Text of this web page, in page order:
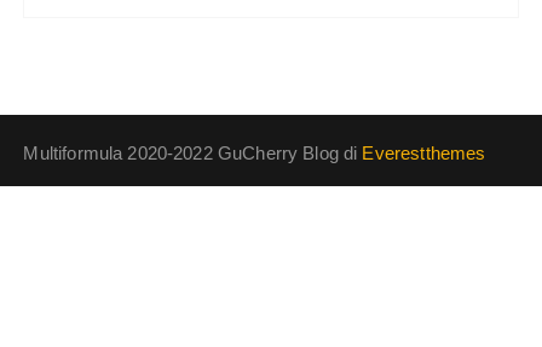
Multiformula 2020-2022 GuCherry Blog di Everestthemes